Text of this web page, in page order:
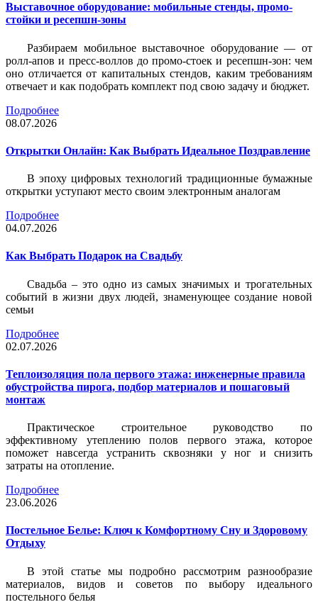
Выставочное оборудование: мобильные стенды, промо-
стойки и ресепшн-зоны
Разбираем мобильное выставочное оборудование — от
ролл-апов и пресс-воллов до промо-стоек и ресепшн-зон: чем
оно отличается от капитальных стендов, каким требованиям
отвечает и как подобрать комплект под свою задачу и бюджет.
Подробнее
08.07.2026
Открытки Онлайн: Как Выбрать Идеальное Поздравление
В эпоху цифровых технологий традиционные бумажные
открытки уступают место своим электронным аналогам
Подробнее
04.07.2026
Как Выбрать Подарок на Свадьбу
Свадьба – это одно из самых значимых и трогательных
событий в жизни двух людей, знаменующее создание новой
семьи
Подробнее
02.07.2026
Теплоизоляция пола первого этажа: инженерные правила
обустройства пирога, подбор материалов и пошаговый
монтаж
Практическое строительное руководство по
эффективному утеплению полов первого этажа, которое
поможет навсегда устранить сквозняки у ног и снизить
затраты на отопление.
Подробнее
23.06.2026
Постельное Белье: Ключ к Комфортному Сну и Здоровому
Отдыху
В этой статье мы подробно рассмотрим разнообразие
материалов, видов и советов по выбору идеального
постельного белья